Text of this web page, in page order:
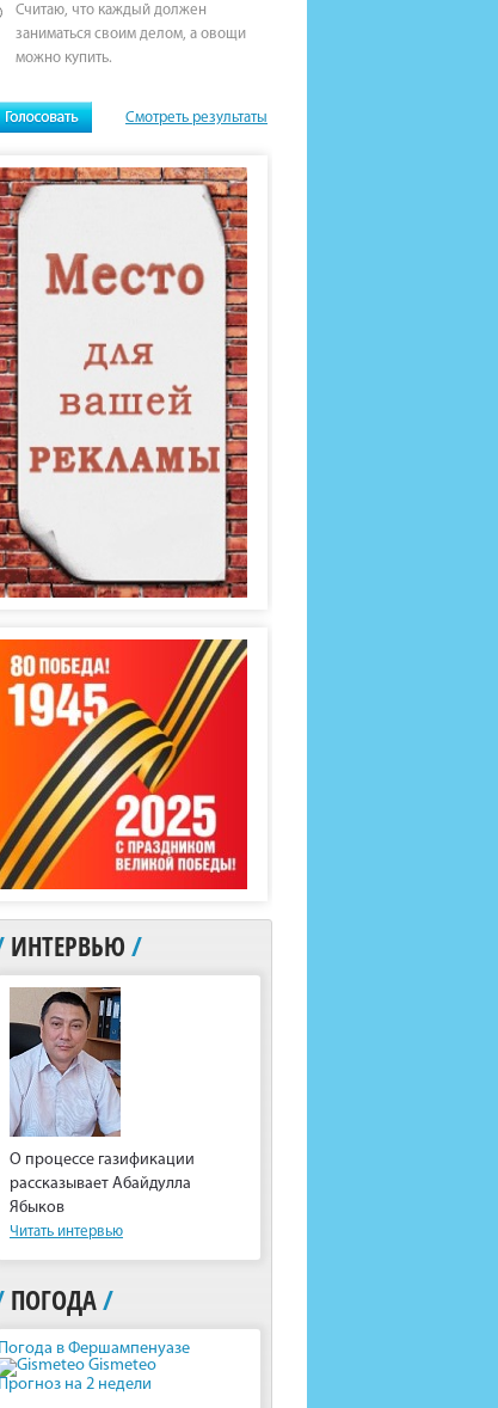
Считаю, что каждый должен
заниматься своим делом, а овощи
можно купить.
Смотреть результаты
ИНТЕРВЬЮ /
О процессе газификации
рассказывает Абайдулла
Ябыков
Читать интервью
ПОГОДА/
Погода в Фершампенуазе
Gismeteo
Прогноз на 2 недели